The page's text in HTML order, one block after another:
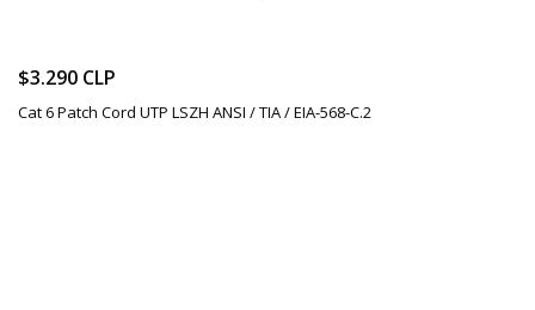
$3.290 CLP
Cat 6 Patch Cord UTP LSZH ANSI / TIA / EIA-568-C.2